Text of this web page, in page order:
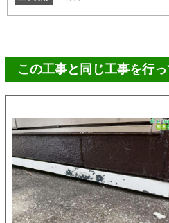
この工事と同じ工事を行